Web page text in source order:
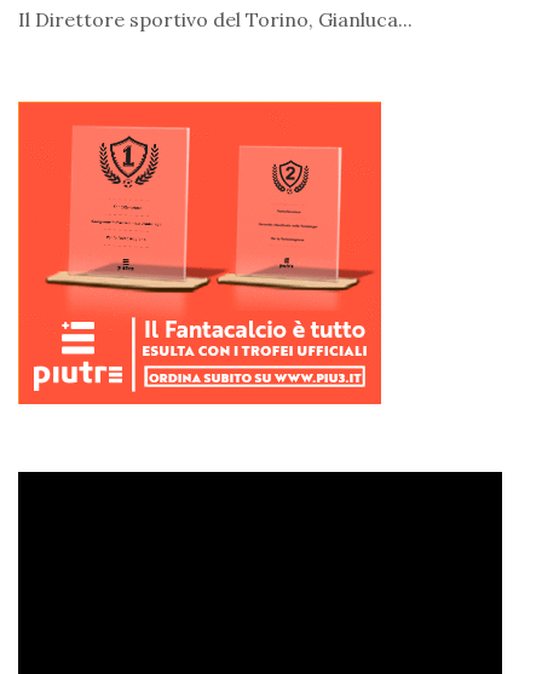
Il Direttore sportivo del Torino, Gianluca...